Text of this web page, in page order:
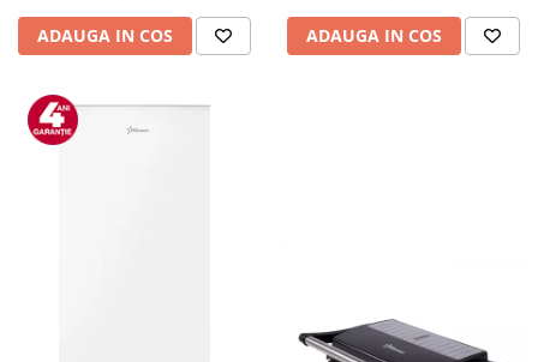
ADAUGA IN COS ADAUGA IN COS